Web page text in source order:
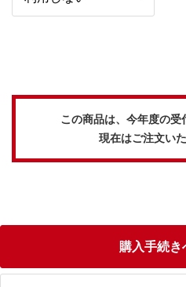
この商品は、今年度の受
現在はご注文い
購入手続き